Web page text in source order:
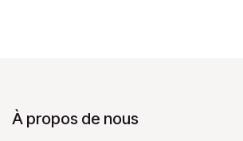
À propos de nous